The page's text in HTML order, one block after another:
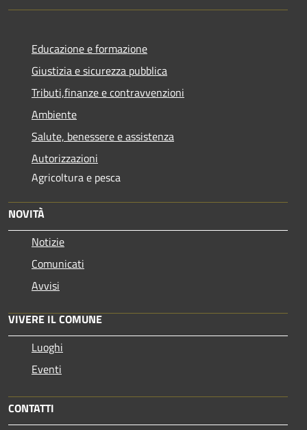
Educazione e formazione
Giustizia e sicurezza pubblica
Tributi,finanze e contravvenzioni
Ambiente
Salute, benessere e assistenza
Autorizzazioni
Agricoltura e pesca
NOVITÀ
Notizie
Comunicati
Avvisi
VIVERE IL COMUNE
Luoghi
Eventi
CONTATTI